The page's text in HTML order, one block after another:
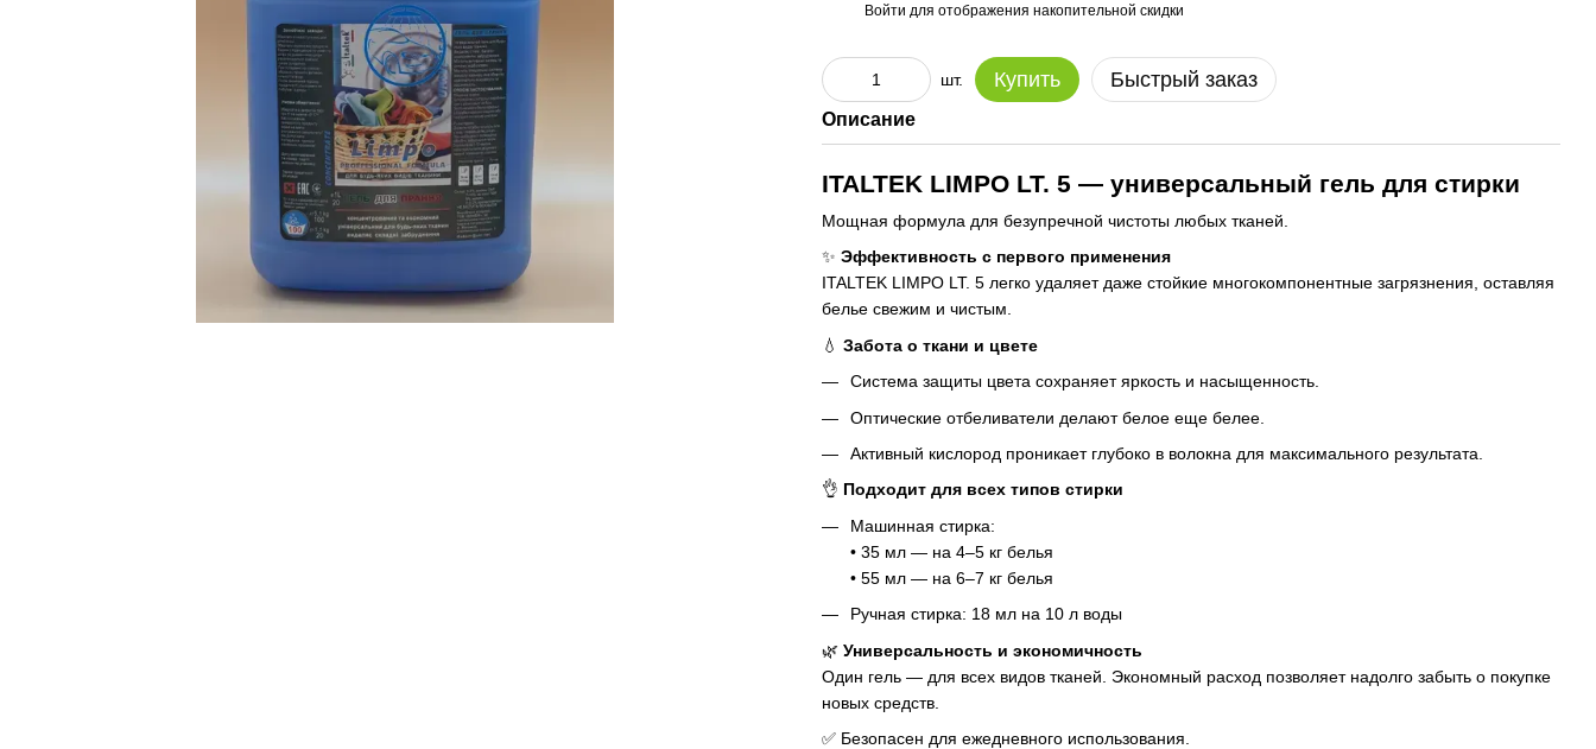
Войти для отображения накопительной скидки
шт. Купить Быстрый заказ
Описание
ITALTEK LIMPO LT. 5 — универсальный гель для стирки
Мощная формула для безупречной чистоты любых тканей.
✨ Эффективность с первого применения
ITALTEK LIMPO LT. 5 легко удаляет даже стойкие многокомпонентные загрязнения, оставляя
белье свежим и чистым.
💧 Забота о ткани и цвете
Система защиты цвета сохраняет яркость и насыщенность.
Оптические отбеливатели делают белое еще белее.
Активный кислород проникает глубоко в волокна для максимального результата.
👌 Подходит для всех типов стирки
Машинная стирка:
• 35 мл — на 4–5 кг белья
• 55 мл — на 6–7 кг белья
Ручная стирка: 18 мл на 10 л воды
🌿 Универсальность и экономичность
Один гель — для всех видов тканей. Экономный расход позволяет надолго забыть о покупке
новых средств.
✅ Безопасен для ежедневного использования.